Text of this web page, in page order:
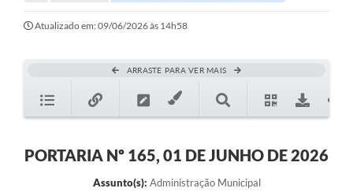
Galeria de Fotos
Ouvidoria
Atualizado em: 09/06/2026 às 14h58
ARRASTE PARA VER MAIS
PORTARIA Nº 165, 01 DE JUNHO DE 2026
Assunto(s): Administração Municipal